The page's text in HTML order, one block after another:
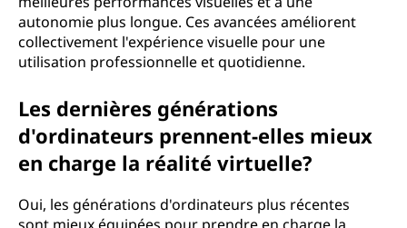
autonomie plus longue. Ces avancées améliorent
collectivement l'expérience visuelle pour une
utilisation professionnelle et quotidienne.
Les dernières générations
d'ordinateurs prennent-elles mieux
en charge la réalité virtuelle?
Oui, les générations d'ordinateurs plus récentes